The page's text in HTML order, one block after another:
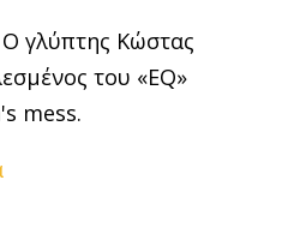
γλύπτης Κώστας
του «EQ»
mess.